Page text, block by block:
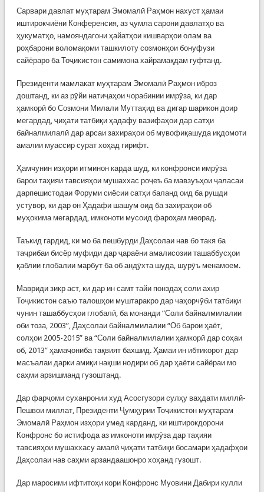
Сарвари давлат муҳтарам Эмомалӣ Раҳмон нахуст ҳамаи
иштирокчиёни Конференсия, аз ҷумла сарони давлатҳо ва
ҳукуматҳо, намояндагони ҳайатҳои кишварҳои олам ва
роҳбарони воломақоми ташкилоту созмонҳои бонуфузи
сайёраро ба Тоҷикистон самимона хайрамақдам гуфтанд.
Президенти мамлакат муҳтарам Эмомалӣ Раҳмон иброз
доштанд, ки аз рӯйи натиҷаҳои чорабинии имрӯза, ки дар
ҳамкорӣ бо Созмони Милали Муттаҳид ва дигар шарикон доир
мегардад, ҷиҳати татбиқи ҳадафу вазифаҳои дар сатҳи
байналмилалӣ дар арсаи захираҳои об мувофиқашуда иқдомоти
амалии муассир сурат хоҳад гирифт.
Ҳамчунин изҳори итминон карда шуд, ки конфронси имрӯза
барои таҳияи тавсияҳои мушаххас роҷеъ ба мавзуъҳои ҷаласаи
дарпешистодаи Форуми сиёсии сатҳи баланд оид ба рушди
устувор, ки дар он Ҳадафи шашум оид ба захираҳои об
муҳокима мегардад, имконоти мусоид фароҳам меорад.
Таъкид гардид, ки мо ба пешбурди Даҳсолаи нав бо такя ба
таҷрибаи бисёр муфиди дар ҷараёни амалисозии ташаббусҳои
қаблии глобалии марбут ба об андӯхта шуда, шурӯъ менамоем.
Мавриди зикр аст, ки дар ин самт тайи понздаҳ соли ахир
Тоҷикистон саъю талошҳои муштаракро дар чаҳорчӯби татбиқи
чунин ташаббусҳои глобалӣ, ба монанди “Соли байналмилалии
оби тоза, 2003”, Даҳсолаи байналмилалии “Об барои ҳаёт,
солҳои 2005-2015” ва “Соли байналмилалии ҳамкорӣ дар соҳаи
об, 2013” ҳамаҷониба тақвият бахшид. Ҳамаи ин ибтикорот дар
масъалаи дарки амиқи нақши нодири об дар ҳаёти сайёраи мо
саҳми арзишманд гузоштанд.
Дар фарҷоми суханронии худ Асосгузори сулҳу ваҳдати миллӣ-
Пешвои миллат, Президенти Ҷумҳурии Тоҷикистон муҳтарам
Эмомалӣ Раҳмон изҳори умед карданд, ки иштирокдорони
Конфронс бо истифода аз имконоти имрӯза дар таҳияи
тавсияҳои мушаххасу амалӣ ҷиҳати татбиқи босамари ҳадафҳои
Даҳсолаи нав саҳми арзандаашонро хоҳанд гузошт.
Дар маросими ифтитоҳи кори Конфронс Муовини Дабири кулли